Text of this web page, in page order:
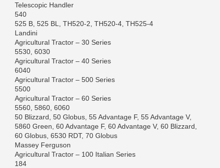
Telescopic Handler
540
525 B, 525 BL, TH520-2, TH520-4, TH525-4
Landini
Agricultural Tractor – 30 Series
5530, 6030
Agricultural Tractor – 40 Series
6040
Agricultural Tractor – 500 Series
5500
Agricultural Tractor – 60 Series
5560, 5860, 6060
50 Blizzard, 50 Globus, 55 Advantage F, 55 Advantage V,
5860 Green, 60 Advantage F, 60 Advantage V, 60 Blizzard,
60 Globus, 6530 RDT, 70 Globus
Massey Ferguson
Agricultural Tractor – 100 Italian Series
184